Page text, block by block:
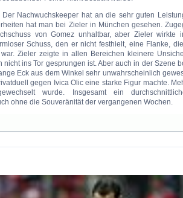
Der Nachwuchskeeper hat an die sehr guten
hat man bei Zieler in München gesehen.
von Gomez unhaltbar, aber Zieler wirkte
Schuss, den er nicht festhielt, eine Flanke,
Zieler zeigte in allen Bereichen kleinere
ins Tor gesprungen ist. Aber auch in der Szene
Eck aus dem Winkel sehr unwahrscheinlich
gegen Ivica Olic eine starke Figur machte.
wurde. Insgesamt ein
ohne die Souveränität der vergangenen Wochen.